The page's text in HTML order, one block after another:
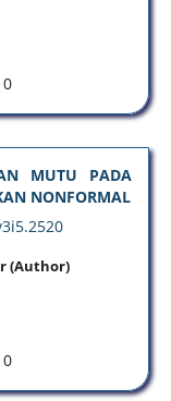
MUTU PADA
NONFORMAL
(Author)